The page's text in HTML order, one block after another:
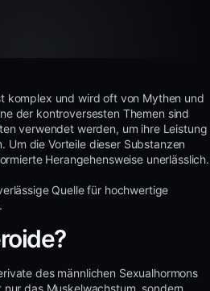
komplex und wird oft von Mythen und
der kontroversesten Themen sind
verwendet werden, um ihre Leistung
Um die Vorteile dieser Substanzen
Herangehensweise unerlässlich.
Quelle für hochwertige
des männlichen Sexualhormons